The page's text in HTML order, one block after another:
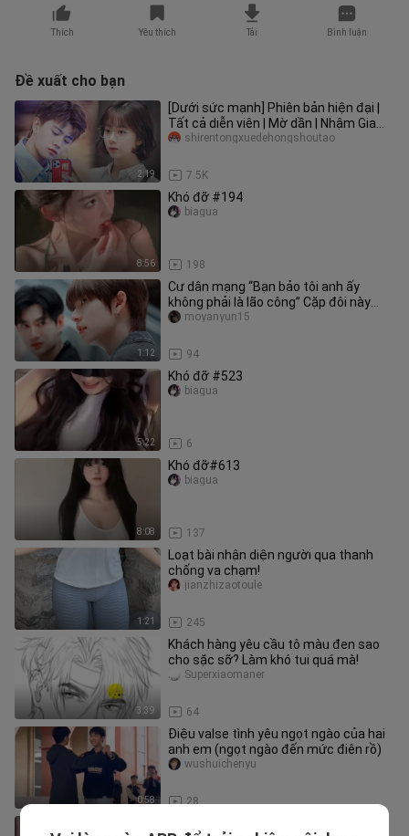
Thích Yêu thích Tải Bình luận
Đề xuất cho bạn
2:19
[Dưới sức mạnh] Phiên bản hiện đại |
Tất cả diễn viên | Mờ dần | Nhậm Gia
Luân | Tan Songyun | Lữ Hồ
7.5K
shirentongxuedehongshoutao
8:56
Khó đỡ #194
198
biagua
1:12
Cư dân mạng “Bạn bảo tôi anh ấy
không phải là lão công” Cặp đôi này
chính là chơi chiêu ngược ngạo!
94
moyanyun15
5:22
Khó đỡ #523
6
biagua
8:08
Khó đỡ#613
137
biagua
1:21
Loạt bài nhận diện người qua thanh
chống va chạm!
245
jianzhizaotoule
3:39
Khách hàng yêu cầu tô màu đen sao
cho sặc sỡ? Làm khó tui quá mà!
64
Superxiaomaner
0:58
Điệu valse tình yêu ngọt ngào của hai
anh em (ngọt ngào đến mức điên rồ)
28
wushuichenyu